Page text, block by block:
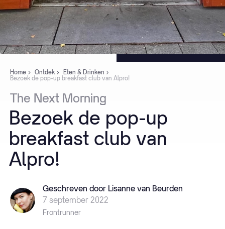
Home Ontdek
Eten & Drinken
Bezoek de pop-up breakfast club van Alpro!
The Next Morning
Bezoek de pop-up
breakfast club van
Alpro!
Geschreven door Lisanne van Beurden
7 september 2022
Frontrunner